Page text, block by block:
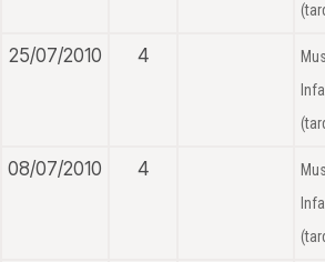
25/07/2010 4
08/07/2010 4